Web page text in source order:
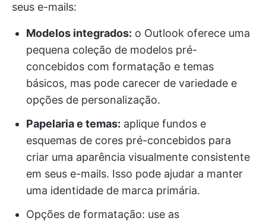
seus e-mails:
Modelos integrados: o Outlook oferece uma
pequena coleção de modelos pré-
concebidos com formatação e temas
básicos, mas pode carecer de variedade e
opções de personalização.
Papelaria e temas: aplique fundos e
esquemas de cores pré-concebidos para
criar uma aparência visualmente consistente
em seus e-mails. Isso pode ajudar a manter
uma identidade de marca primária.
Opções de formatação: use as